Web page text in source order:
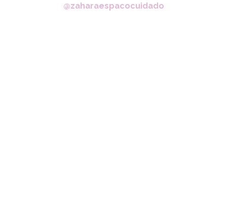
@zaharaespacocuidado